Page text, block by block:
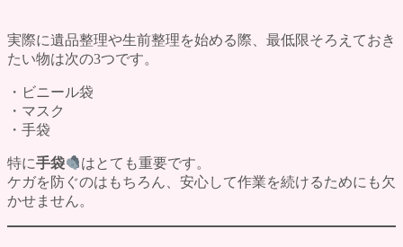
実際に遺品整理や生前整理を始める際、最低限そろえておき
たい物は次の3つです。
・ビニール袋
・マスク
・手袋
特に手袋
はとても重要です。
ケガを防ぐのはもちろん、安心して作業を続けるためにも欠
かせません。